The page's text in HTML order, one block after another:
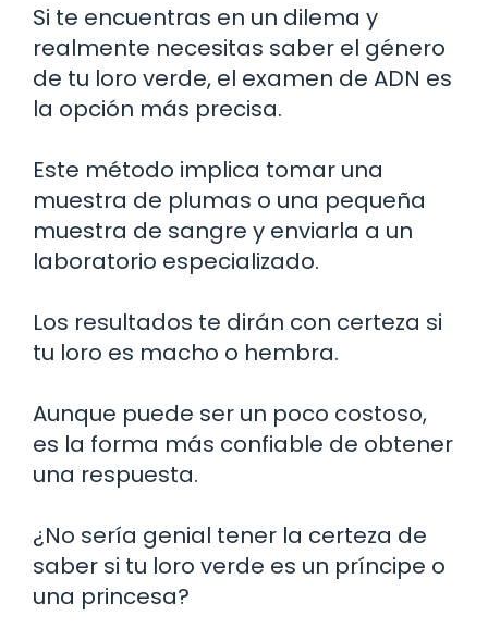
Si te encuentras en un dilema y
realmente necesitas saber el género
de tu loro verde, el examen de ADN es
la opción más precisa.
Este método implica tomar una
muestra de plumas o una pequeña
muestra de sangre y enviarla a un
laboratorio especializado.
Los resultados te dirán con certeza si
tu loro es macho o hembra.
Aunque puede ser un poco costoso,
es la forma más confiable de obtener
una respuesta.
¿No sería genial tener la certeza de
saber si tu loro verde es un príncipe o
una princesa?